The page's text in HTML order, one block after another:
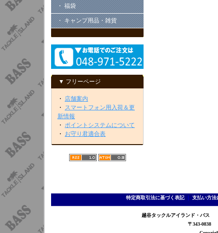
・ 福袋
・ キャンプ用品・雑貨
▼ フリーページ
・ 店舗案内
・ スマートフォン用入荷＆更
新情報
・ ポイントシステムについて
・ お守り君適合表
特定商取引法に基づく表記｜ 支払い方法
越谷タックルアイランド・バ
〒343-0838